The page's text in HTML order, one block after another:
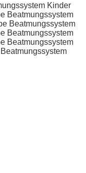
Kinder
Beatmungssystem
Beatmungssystem
Beatmungssystem
Beatmungssystem